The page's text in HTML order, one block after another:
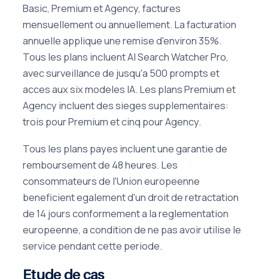
Basic, Premium et Agency, factures
mensuellement ou annuellement. La facturation
annuelle applique une remise d'environ 35%.
Tous les plans incluent AI Search Watcher Pro,
avec surveillance de jusqu'a 500 prompts et
acces aux six modeles IA. Les plans Premium et
Agency incluent des sieges supplementaires:
trois pour Premium et cinq pour Agency.
Tous les plans payes incluent une garantie de
remboursement de 48 heures. Les
consommateurs de l'Union europeenne
beneficient egalement d'un droit de retractation
de 14 jours conformement a la reglementation
europeenne, a condition de ne pas avoir utilise le
service pendant cette periode.
Etude de cas